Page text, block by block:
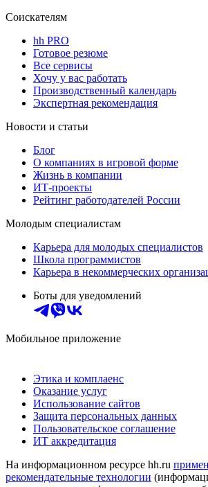
Соискателям
hh PRO
Готовое резюме
Все сервисы
Хочу у вас работать
Производственный календарь
Экспертная рекомендация
Новости и статьи
Блог
О компаниях в игровой форме
Жизнь в компании
ИТ-проекты
Рейтинг работодателей России
Молодым специалистам
Карьера для молодых специалистов
Школа программистов
Карьера в некоммерческих
Боты для уведомлений
Мобильное приложение
Этика и комплаенс
Оказание услуг
Использование сайтов
Защита персональных данных
Пользовательское соглашение
ИТ аккредитация
На информационном ресурсе hh.ru
рекомендательные технологии